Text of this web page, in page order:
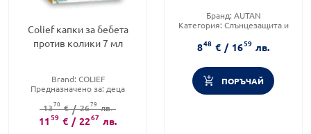
Colief капки за бебета
против колики 7 мл
Brand: COLIEF
Предназначено за: деца
1370 € / 2679 лв.
1159 € / 2267 лв.
Бранд: AUTAN
Категория: Слънцезащита и
Brand:AUTAN
848 € / 1659 лв.
ПОРЪЧАЙ